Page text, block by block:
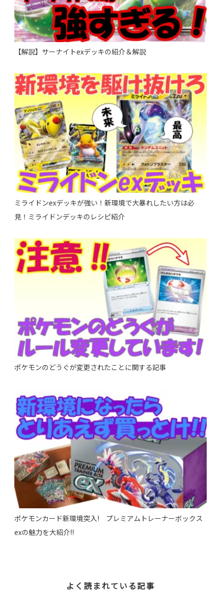
【解説】サーナイトexデッキの紹介＆解説
ミライドンexデッキが強い！新環境で大暴れしたい方は必
見！ミライドンデッキのレシピ紹介
ポケモンのどうぐが変更されたことに関する記事
ポケモンカード新環境突入! プレミアムトレーナーボックス
exの魅力を大紹介!!
よく読まれている記事